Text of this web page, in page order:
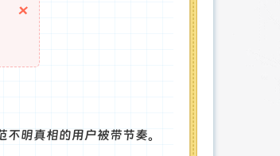
×
明真相的用户被带节奏。